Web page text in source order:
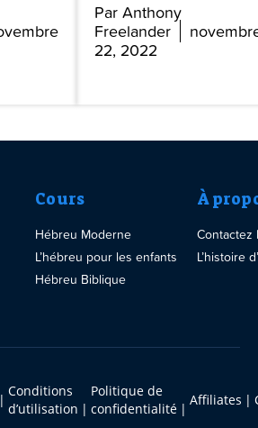
Par Anthony
Freelander
22, 2022
Cours
Hébreu Moderne
L’hébreu pour les enfants
Hébreu Biblique
À
Contactez
L’histoire
Conditions
d’utilisation
Politique de
confidentialité
Affiliates